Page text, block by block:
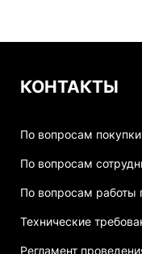
КОНТАКТЫ
По вопросам
По вопросам
По вопросам работы
Технические
Регламент